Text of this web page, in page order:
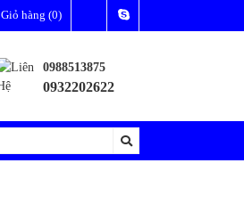
Giỏ hàng (0)
0988513875
0932202622